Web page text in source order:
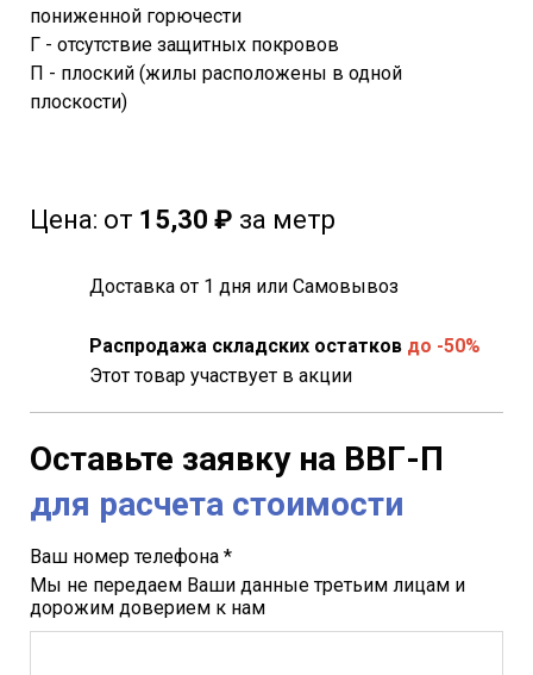
пониженной горючести
Г - отсутствие защитных покровов
П - плоский (жилы расположены в одной
плоскости)
Цена: от 15,30 ₽ за метр
Доставка от 1 дня или Самовывоз
Распродажа складских остатков до -50%
Этот товар участвует в акции
Оставьте заявку на ВВГ-П
для расчета стоимости
Ваш номер телефона *
Мы не передаем Ваши данные третьим лицам и
дорожим доверием к нам